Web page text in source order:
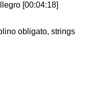
[00:04:18]
obligato, strings